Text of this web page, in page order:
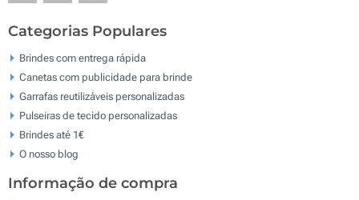
Categorias Populares
Brindes com entrega rápida
Canetas com publicidade para brinde
Garrafas reutilizáveis personalizadas
Pulseiras de tecido personalizadas
Brindes até 1€
O nosso blog
Informação de compra